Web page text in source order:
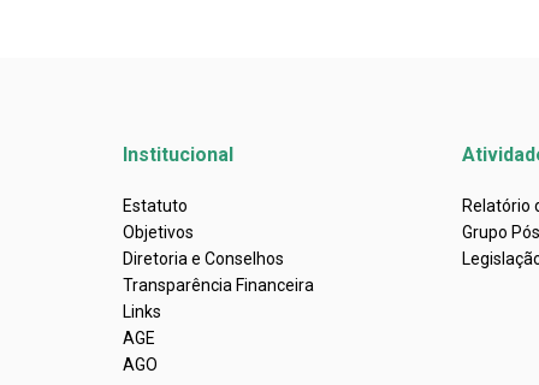
Institucional
Estatuto
Objetivos
Diretoria e Conselhos
Transparência Financeira
Links
AGE
AGO
Relatório
Grupo